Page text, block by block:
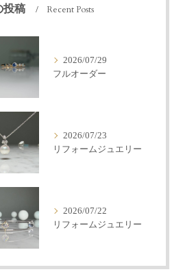
投稿 Recent Posts
2026/07/29
フルオーダー
2026/07/23
リフォームジュエリー
2026/07/22
リフォームジュエリー